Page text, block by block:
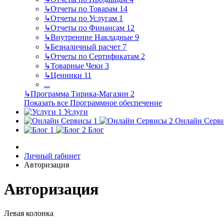
↳Отчеты по Товарам 14
↳Отчеты по Услугам 1
↳Отчеты по Финансам 12
↳Внутренние Накладные 9
↳Безналичный расчет 7
↳Отчеты по Сертификатам 2
↳Товарные Чеки 3
↳Ценники 11
...
↳Программа Тирика-Магазин 2
Показать все Программное обеспечение
Услуги
Онлайн
Блог
Личный rабинет
Авторизация
Авторизация
Левая колонка